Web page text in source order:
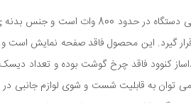
گیرد. این محصول فاقد صفحه نمایش است
می توان به قابلیت شست و شوی لوازم